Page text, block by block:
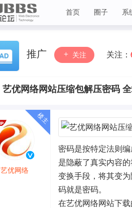
首页 圈子 系
推广 关注 关注：
艺优网络网站压缩包解压密码
艺优网络
密码是按特定法则
是隐蔽了真实内容
变换手段，将其变
码就是密码。
在艺优网络网站下